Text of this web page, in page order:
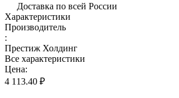
Доставка по всей России
Характеристики
Производитель
:
Престиж Холдинг
Все характеристики
Цена:
4 113.40 ₽